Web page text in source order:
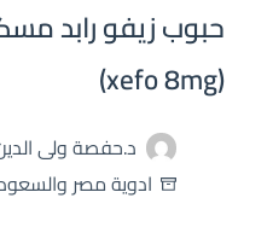
(xefo 8mg)
د.حفصة ولى
ادوية مصر